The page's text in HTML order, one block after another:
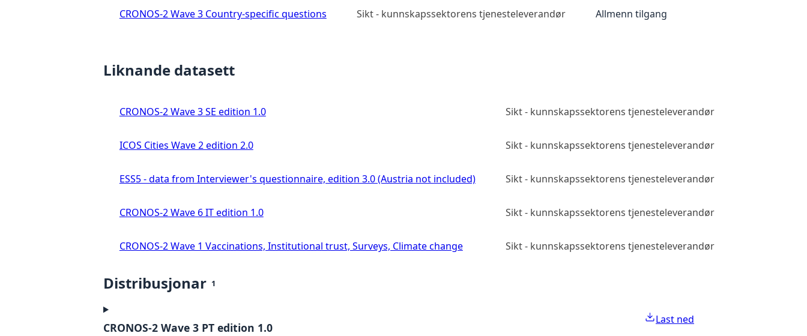
CRONOS-2 Wave 3 Country-specific questions Sikt - kunnskapssektorens tjenesteleverandør Allmenn tilgang
Liknande datasett
CRONOS-2 Wave 3 SE edition 1.0 Sikt - kunnskapssektorens tjenesteleverandør
ICOS Cities Wave 2 edition 2.0 Sikt - kunnskapssektorens tjenesteleverandør
ESS5 - data from Interviewer's questionnaire, edition 3.0 (Austria not included) Sikt - kunnskapssektorens tjenesteleverandør
CRONOS-2 Wave 6 IT edition 1.0 Sikt - kunnskapssektorens tjenesteleverandør
CRONOS-2 Wave 1 Vaccinations, Institutional trust, Surveys, Climate change Sikt - kunnskapssektorens tjenesteleverandør
Distribusjonar 1
CRONOS-2 Wave 3 PT edition 1.0
Last ned